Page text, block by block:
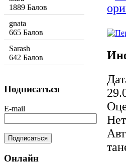
Нет
1889 Балов
gnata
665 Балов
Sarash
642 Балов
Подписаться
E-mail
Онлайн